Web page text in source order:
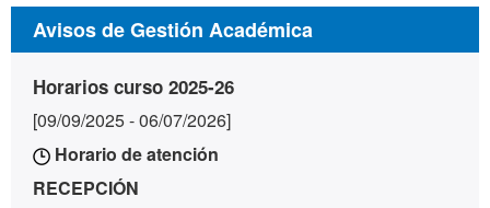
Avisos de Gestión Académica
Horarios curso 2025-26
[09/09/2025 - 06/07/2026]
Horario de atención
RECEPCIÓN